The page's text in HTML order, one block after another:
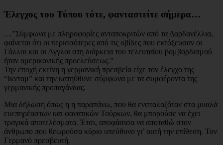
Έλεγχος του Τύπου τότε, φανταστείτε σήμερα…
…”Σύμφωνα με πληροφορίες ανταποκριτών από τα Δαρδανέλλια,
φαίνεται ότι οι περισσότερες από τις οβίδες που εκτόξευσαν οι
Γάλλοι και οι Αγγλοι στη διάρκεια του τελευταίου βομβαρδισμού
ήταν αμερικανικής προελεύσεως.”
Την εποχή εκείνη η γερμανική πρεσβεία είχε τον έλεγχο της
“Ικνταμ” και την κατηύθυνε σύμφωνα με τα συμφέροντα της
γερμανικής προπαγάνδας.
Μια δήλωση όπως η η παραπάνω, που θα ενσταλαζόταν στα μυαλά
ευεπηρέαστων και φανατικών Τούρκων, θα μπορούσε να έχει
τραγικά αποτελέσματα. Έτσι, αποφάσισα να αποταθώ στον
άνθρωπο που θεωρούσα κύριο υπεύθυνο γι’ αυτή την επίθεση. Τον
Γερμανό πρεσβευτή.